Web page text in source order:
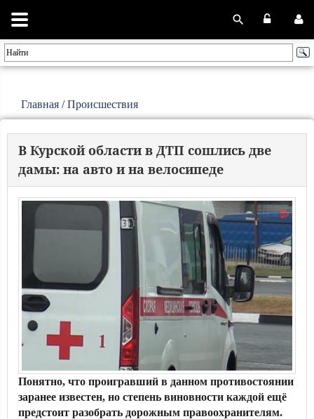
Главная /Происшествия
В Курской области в ДТП сошлись две
дамы: на авто и на велосипеде
Понятно, что проигравший в данном противостоянии
заранее известен, но степень виновности каждой ещё
предстоит разобрать дорожным правоохранителям.